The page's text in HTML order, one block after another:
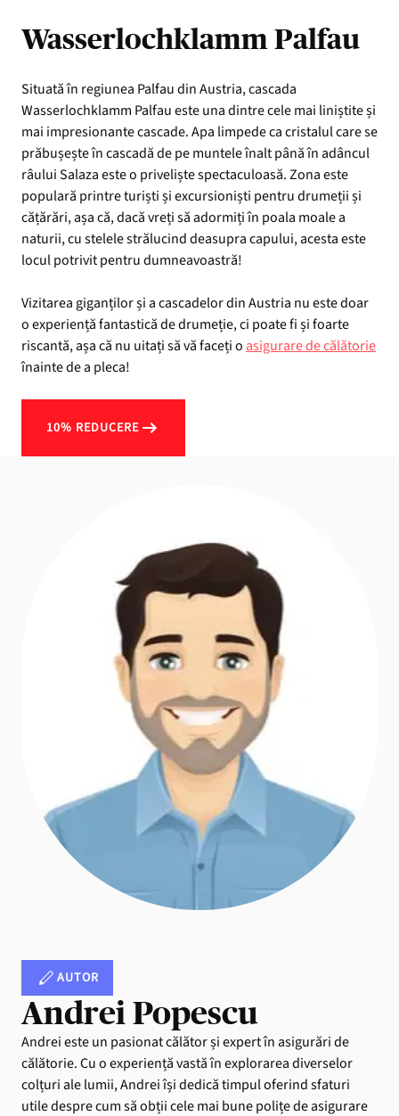
Wasserlochklamm Palfau
Situată în regiunea Palfau din Austria, cascada
Wasserlochklamm Palfau este una dintre cele mai liniștite și
mai impresionante cascade. Apa limpede ca cristalul care se
prăbușește în cascadă de pe muntele înalt până în adâncul
râului Salaza este o priveliște spectaculoasă. Zona este
populară printre turiști și excursioniști pentru drumeții și
cățărări, așa că, dacă vreți să adormiți în poala moale a
naturii, cu stelele strălucind deasupra capului, acesta este
locul potrivit pentru dumneavoastră!
Vizitarea giganților și a cascadelor din Austria nu este doar
o experiență fantastică de drumeție, ci poate fi și foarte
riscantă, așa că nu uitați să vă faceți o asigurare de călătorie
înainte de a pleca!
10% REDUCERE
AUTOR
Andrei Popescu
Andrei este un pasionat călător și expert în asigurări de
călătorie. Cu o experiență vastă în explorarea diverselor
colțuri ale lumii, Andrei își dedică timpul oferind sfaturi
utile despre cum să obții cele mai bune polițe de asigurare